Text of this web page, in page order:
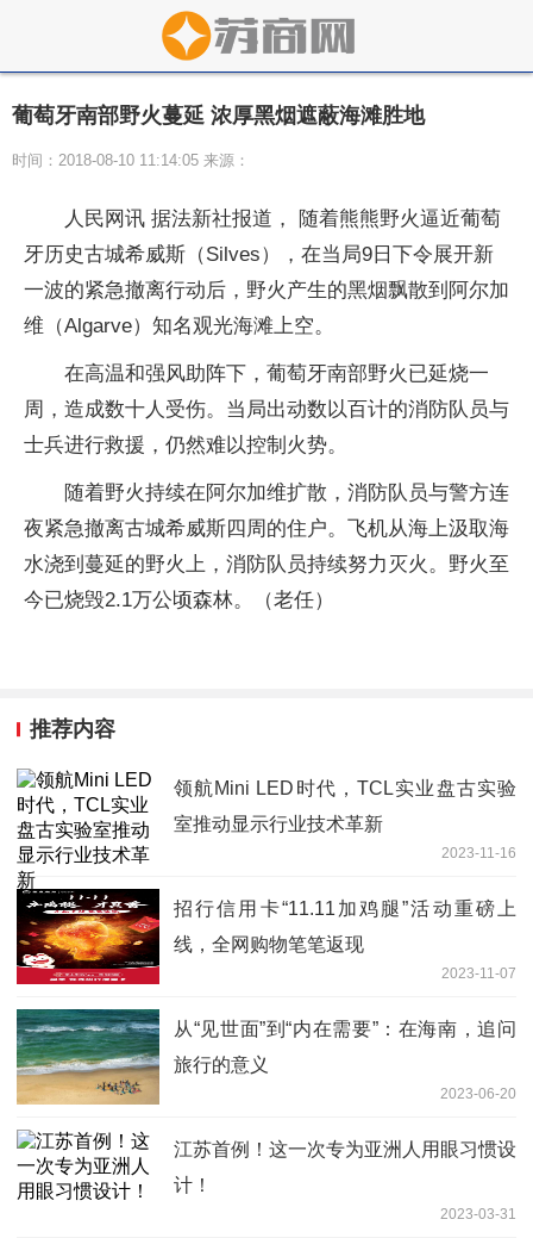
葡萄牙南部野火蔓延 浓厚黑烟遮蔽海滩胜地
时间：2018-08-10 11:14:05 来源：
人民网讯 据法新社报道， 随着熊熊野火逼近葡萄
牙历史古城希威斯（Silves），在当局9日下令展开新
一波的紧急撤离行动后，野火产生的黑烟飘散到阿尔加
维（Algarve）知名观光海滩上空。
在高温和强风助阵下，葡萄牙南部野火已延烧一
周，造成数十人受伤。当局出动数以百计的消防队员与
士兵进行救援，仍然难以控制火势。
随着野火持续在阿尔加维扩散，消防队员与警方连
夜紧急撤离古城希威斯四周的住户。飞机从海上汲取海
水浇到蔓延的野火上，消防队员持续努力灭火。野火至
今已烧毁2.1万公顷森林。
（老任）
推荐内容
领航Mini LED时代，TCL实业盘古实验
室推动显示行业技术革新
2023-11-16
招行信用卡“11.11加鸡腿”活动重磅上
线，全网购物笔笔返现
2023-11-07
从“见世面”到“内在需要”：在海南，追问
旅行的意义
2023-06-20
江苏首例！这一次专为亚洲人用眼习惯设
计！
2023-03-31